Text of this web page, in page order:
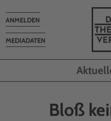
MEDIADATEN
Toggle
navigation
ANMELDEN
Bloß